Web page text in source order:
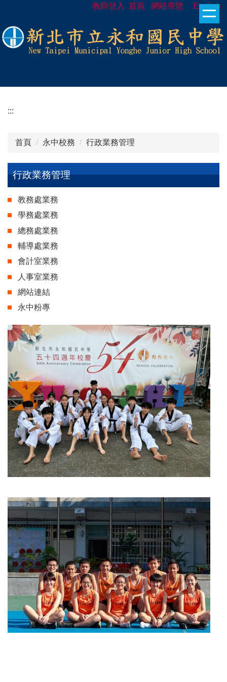
主
要
教師登入 首頁 網站導覽 English
:::
首頁 永中校務 行政業務管理
行政業務管理
教務處業務
學務處業務
總務處業務
輔導處業務
會計室業務
人事室業務
網站連結
永中粉專